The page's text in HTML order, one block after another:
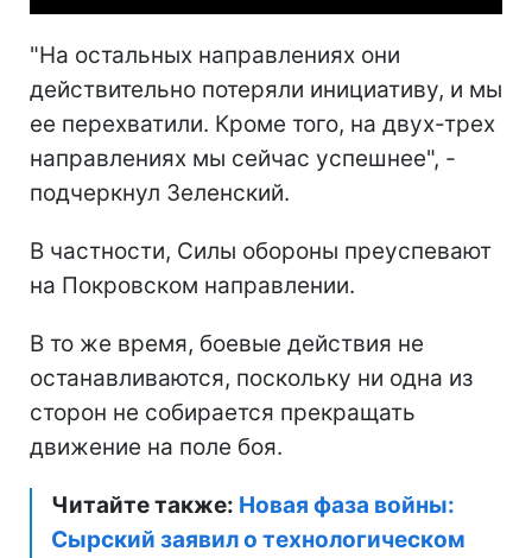
"На остальных направлениях они
действительно потеряли инициативу, и мы
ее перехватили. Кроме того, на двух-трех
направлениях мы сейчас успешнее", -
подчеркнул Зеленский.
В частности, Силы обороны преуспевают
на Покровском направлении.
В то же время, боевые действия не
останавливаются, поскольку ни одна из
сторон не собирается прекращать
движение на поле боя.
Читайте также: Новая фаза войны:
Сырский заявил о технологическом